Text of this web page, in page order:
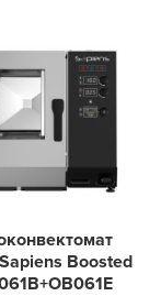
Boosted